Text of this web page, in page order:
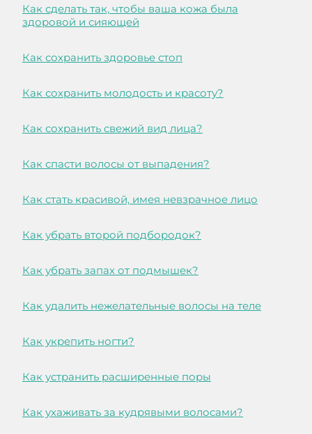
Как сделать так, чтобы ваша кожа была
здоровой и сияющей
Как сохранить здоровье стоп
Как сохранить молодость и красоту?
Как сохранить свежий вид лица?
Как спасти волосы от выпадения?
Как стать красивой, имея невзрачное лицо
Как убрать второй подбородок?
Как убрать запах от подмышек?
Как удалить нежелательные волосы на теле
Как укрепить ногти?
Как устранить расширенные поры
Как ухаживать за кудрявыми волосами?